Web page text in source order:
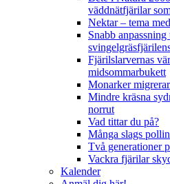
väddnätfjärilar
Nektar – tema
Snabb
Fjärilslarvernas
midsommarbukett
Monarker
Mindre kräsna
norrut
Vad tittar du på?
Många slags
Två generationer
Vackra fjärilar
Kalender